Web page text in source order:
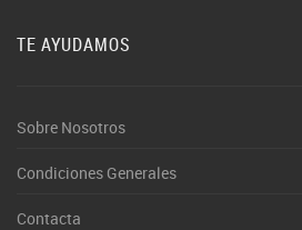
TE AYUDAMOS
Sobre Nosotros
Condiciones Generales
Contacta